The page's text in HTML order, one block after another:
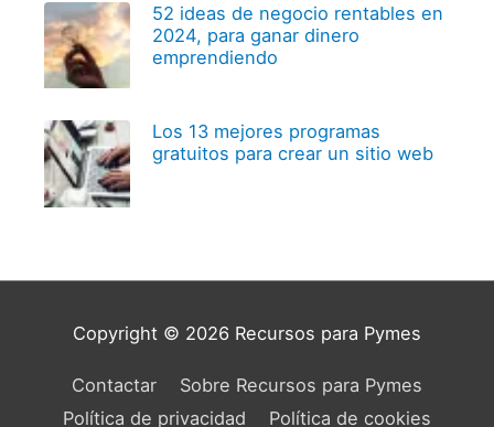
52 ideas de negocio rentables en
2024, para ganar dinero
emprendiendo
Los 13 mejores programas
gratuitos para crear un sitio web
Copyright © 2026 Recursos para Pymes
Contactar
Sobre Recursos para Pymes
Política de privacidad
Política de cookies